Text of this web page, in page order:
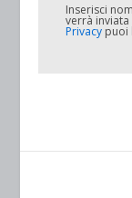
Inserisci
verrà
Privacy puoi